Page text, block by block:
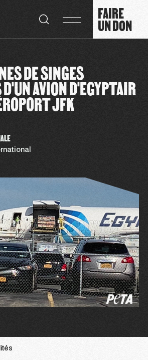
FAIRE
UN DON
DE SINGES
AVION D'EGYPTAIR
JFK